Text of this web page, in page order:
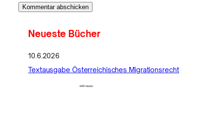
Neueste Bücher
10.6.2026
Textausgabe Österreichisches Migrationsrecht